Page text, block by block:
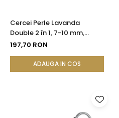
Cercei Perle Lavanda
Double 2 în 1, 7-10 mm,
Argint 925 Placat cu Platină
197,70 RON
ADAUGA IN COS